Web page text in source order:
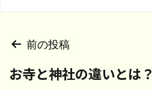
投
ナ
前の投稿
お寺と神社の違いとは？